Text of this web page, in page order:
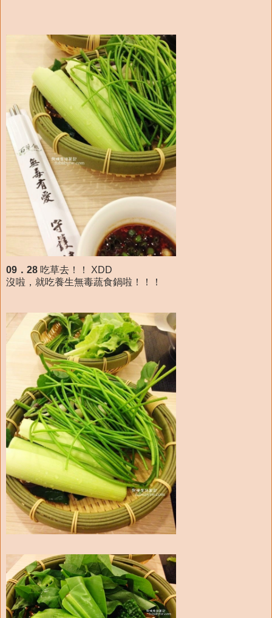
09．28 吃草去！！ XDD
沒啦，就吃養生無毒蔬食鍋啦！！！